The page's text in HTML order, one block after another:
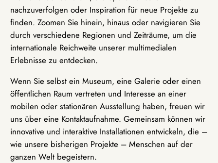
nachzuverfolgen oder Inspiration für neue Projekte zu
finden. Zoomen Sie hinein, hinaus oder navigieren Sie
durch verschiedene Regionen und Zeiträume, um die
internationale Reichweite unserer multimedialen
Erlebnisse zu entdecken.
Wenn Sie selbst ein Museum, eine Galerie oder einen
öffentlichen Raum vertreten und Interesse an einer
mobilen oder stationären Ausstellung haben, freuen wir
uns über eine Kontaktaufnahme. Gemeinsam können wir
innovative und interaktive Installationen entwickeln, die –
wie unsere bisherigen Projekte – Menschen auf der
ganzen Welt begeistern.